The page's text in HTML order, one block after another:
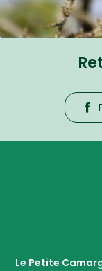
Le Petite